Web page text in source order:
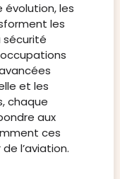
les
les
sécurité
et les
chaque
aux
ces
l’aviation.